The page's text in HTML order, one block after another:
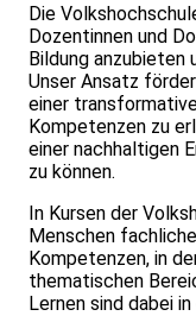
Die
Dozentinnen und
Bildung anzubieten
Unser Ansatz
einer
Kompetenzen zu
einer nachhaltigen
zu können.
In Kursen der
Menschen
Kompetenzen, in
thematischen
Lernen sind dabei